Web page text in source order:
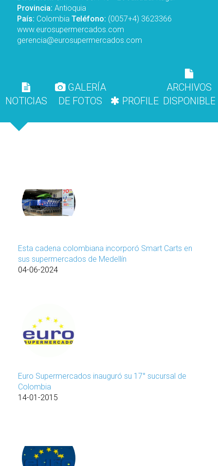
Provincia:Antioquia
País: Colombia Teléfono: (0057+4) 3623366
www.eurosupermercados.com
gerencia@eurosupermercados.com
NOTICIAS
GALERÍA
DE FOTOS
PROFILE
ARCHIVOS
Esta cadena colombiana incorporó Smart Carts en
sus supermercados de Medellín
04-06-2024
Euro Supermercados inauguró su 17° sucursal de
Colombia
14-01-2015